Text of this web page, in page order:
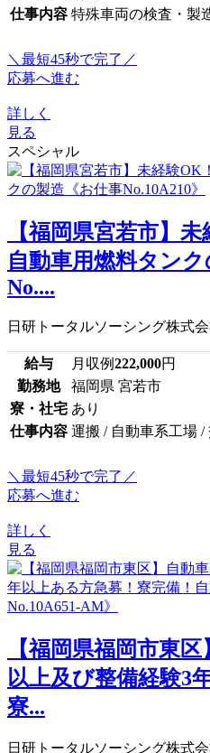
仕事内容 特殊車両の検査・製
＼最短45秒で完了／
応募へ進む
詳しく
見る
スペシャル
【福岡県宮若市】
自動車用燃料タン
No....
日研トータルソーシング株式
給与 月収例222,000円
勤務地
福岡県 宮若市
寮・社宅 あり
仕事内容 運搬 / 自動車系工場 /
＼最短45秒で完了／
応募へ進む
詳しく
見る
【福岡県福岡市東
以上及び整備経験3
寮...
日研トータルソーシング株式